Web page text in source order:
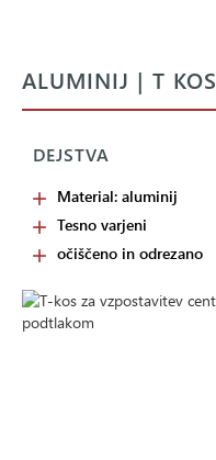
ALUMINIJ | T KOS
DEJSTVA
Material: aluminij
Tesno varjeni
očiščeno in odrezano